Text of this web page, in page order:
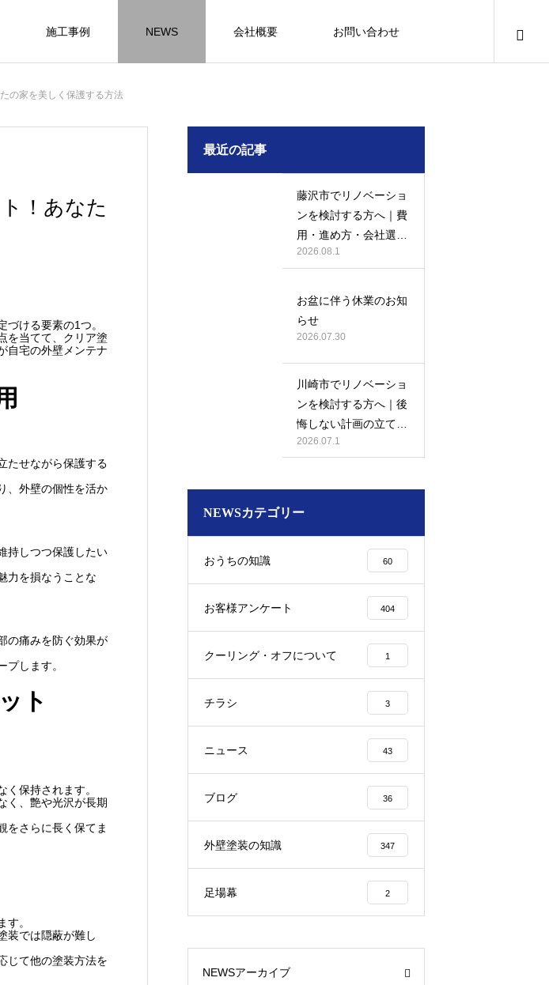
施工事例 NEWS 会社概要 お問い合わせ
】未経験歓迎の現
残業代100％支給／
お客様アンケート401
と屋根リフォームは
鎌倉市の外壁・屋根塗装は地域密着の
管理は信頼できる専
）②
建物の点検・維持管理は信頼できる専
門家へ （チラシ）
404 お客様アンケート403
義務とは？使用期限
外構はコンクリートと芝生どっちが良
い？それぞれの特徴と選び方のポイン
と屋根リフォームは
鎌倉市の外壁・屋根塗装は地域密着の
を設置しています
の家を美しく保護する方法
！あなた
ける要素の1つ。
を当てて、クリア塗
自宅の外壁メンテナ
たせながら保護する
、外壁の個性を活か
持しつつ保護したい
力を損なうことな
の痛みを防ぐ効果が
します。
ト
保持されます。
く、艶や光沢が長期
をさらに長く保てま
。
装では隠蔽が難し
じて他の塗装方法を
最近の記事
藤沢市でリノベーショ
ンを検討する方へ｜費
用・進め方・会社選び
のポイント
2026.08.1
お盆に伴う休業のお知
らせ
2026.07.30
川崎市でリノベーショ
ンを検討する方へ｜後
悔しない計画の立て方
と相談先の選び方
2026.07.1
NEWSカテゴリー
おうちの知識 60
お客様アンケート 404
クーリング・オフについて 1
チラシ 3
ニュース 43
ブログ 36
外壁塗装の知識 347
足場幕 2
NEWSアーカイブ